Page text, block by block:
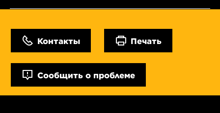
Контакты Печать
Сообщить о проблеме